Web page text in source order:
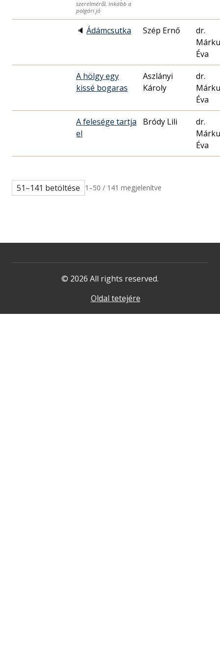
szerelméről, inkább a
polgári jó
🔈 Ádámcsutka Szép Ernő
dr.
Éva
A hölgy egy
kissé bogaras
Aszlányi
Károly
dr.
Éva
A felesége tartja
el
Bródy Lili
dr.
Éva
51–141 betöltése 1–50 / 141 megjelenítve
© 2026 All rights reserved.
Oldal tetejére